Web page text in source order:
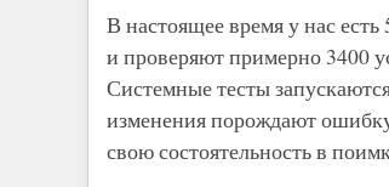
В настоящее время у нас
и проверяют примерно 3400
Системные тесты
изменения порождают
свою состоятельность в